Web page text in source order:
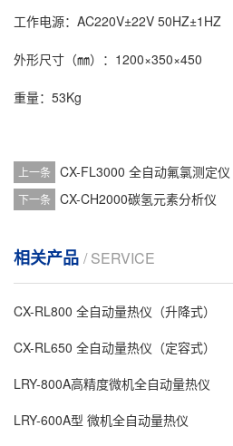
工作电源：AC220V±22V 50HZ±1HZ
外形尺寸（㎜）：1200×350×450
重量：53Kg
上一条 CX-FL3000 全自动氟氯测定仪
下一条 CX-CH2000碳氢元素分析仪
相关产品 / SERVICE
CX-RL800 全自动量热仪（升降式）
CX-RL650 全自动量热仪（定容式）
LRY-800A高精度微机全自动量热仪
LRY-600A型 微机全自动量热仪